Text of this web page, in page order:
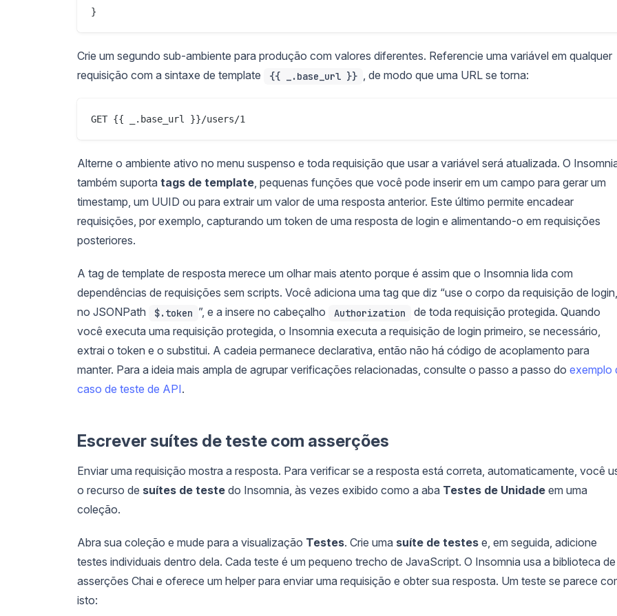
Crie um segundo sub-ambiente para produção com valores diferentes. Referencie uma variável em qualquer
requisição com a sintaxe de template
{{ _.base_url }} , de modo que uma URL se torna:
Alterne o ambiente ativo no menu suspenso e toda requisição que usar a variável será atualizada. O
também suporta tags de template , pequenas funções que você pode inserir em um campo para gerar um
timestamp, um UUID ou para extrair um valor de uma resposta anterior. Este último permite encadear
requisições, por exemplo, capturando um token de uma resposta de login e alimentando-o em requisições
posteriores.
A tag de template de resposta merece um olhar mais atento porque é assim que o Insomnia lida com
dependências de requisições sem scripts. Você adiciona uma tag que diz “use o corpo da requisição de login,
no JSONPath
$.token ”, e a insere no cabeçalho Authorization
de toda requisição protegida. Quando
você executa uma requisição protegida, o Insomnia executa a requisição de login primeiro, se necessário,
extrai o token e o substitui. A cadeia permanece declarativa, então não há código de acoplamento para
manter. Para a ideia mais ampla de agrupar verificações relacionadas, consulte o passo a passo do exemplo
caso de teste de API.
Escrever suítes de teste com asserções
Enviar uma requisição mostra a resposta. Para verificar se a resposta está correta, automaticamente, você
o recurso de suítes de teste do Insomnia, às vezes exibido como a aba Testes de Unidade em uma
coleção.
Abra sua coleção e mude para a visualização Testes. Crie uma suíte de testes e, em seguida, adicione
testes individuais dentro dela. Cada teste é um pequeno trecho de JavaScript. O Insomnia usa a biblioteca de
asserções Chai e oferece um helper para enviar uma requisição e obter sua resposta. Um teste se parece
isto: